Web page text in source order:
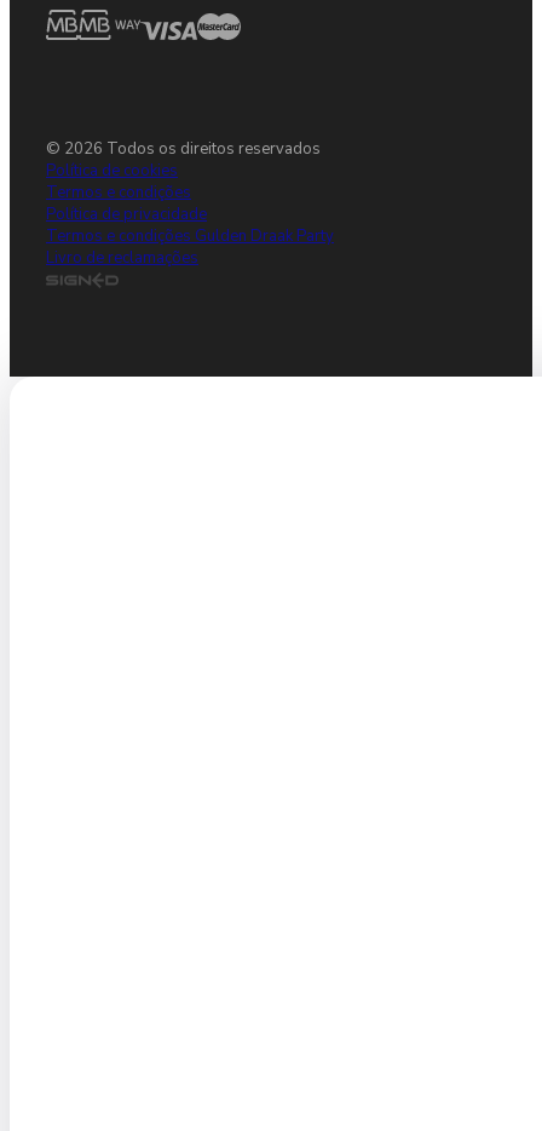
© 2026 Todos os direitos reservados
Política de cookies
Termos e condições
Política de privacidade
Termos e condições Gulden Draak Party
Livro de reclamações